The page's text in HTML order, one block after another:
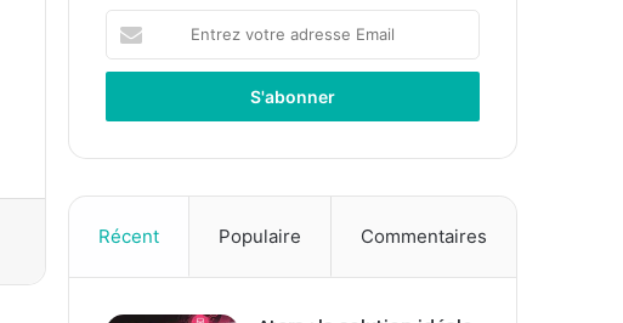
votre
adresse
Récent Populaire Commentaires